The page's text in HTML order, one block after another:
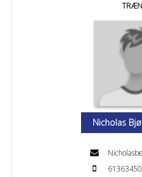
Nicholas
61363450